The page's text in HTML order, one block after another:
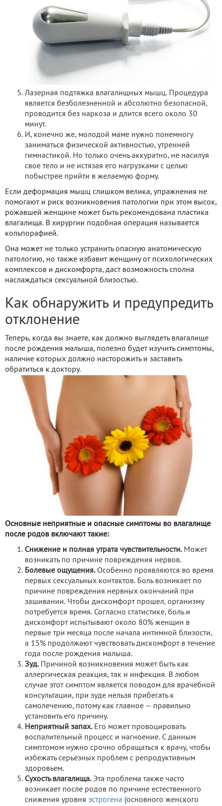
Лазерная подтяжка влагалищных мышц. Процедура
является безболезненной и абсолютно безопасной,
проводится без наркоза и длится всего около 30
минут.
И, конечно же, молодой маме нужно понемногу
заниматься физической активностью, утренней
гимнастикой. Но только очень аккуратно, не насилуя
свое тело и не истязая его нагрузками с целью
побыстрее прийти в желаемую форму.
Если деформация мышц слишком велика, упражнения не
помогают и риск возникновения патологии при этом высок,
рожавшей женщине может быть рекомендована пластика
влагалища. В хирургии подобная операция называется
кольпорафией.
Она может не только устранить опасную анатомическую
патологию, но также избавит женщину от психологических
комплексов и дискомфорта, даст возможность сполна
наслаждаться сексуальной близостью.
Как обнаружить и предупредить
отклонение
Теперь, когда вы знаете, как должно выглядеть влагалище
после рождения малыша, полезно будет изучить симптомы,
наличие которых должно насторожить и заставить
обратиться к доктору.
Основные неприятные и опасные симптомы во влагалище
после родов включают такие:
Снижение и полная утрата чувствительности.Может
возникать по причине повреждения нервов.
Болевые ощущения.Особенно проявляются во время
первых сексуальных контактов. Боль возникает по
причине повреждения нервных окончаний при
зашивании. Чтобы дискомфорт прошел, организму
потребуется время. Согласно статистике, боль и
дискомфорт испытывают около 80% женщин в
первые три месяца после начала интимной близости,
а 15% продолжают чувствовать дискомфорт в течение
года после рождения малыша.
Зуд.Причиной возникновения может быть как
аллергическая реакция, так и инфекция. В любом
случае этот симптом является поводом для врачебной
консультации, при зуде нельзя прибегать к
самолечению, потому как главное — правильно
установить его причину.
Неприятный запах.Его может провоцировать
воспалительный процесс и нагноение. С данным
симптомом нужно срочно обращаться к врачу, чтобы
избежать серьезных проблем с репродуктивным
здоровьем.
Сухость влагалища.Эта проблема также часто
возникает после родов по причине естественного
снижения уровня эстрогена (основного женского